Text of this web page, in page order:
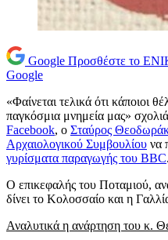
Google Προσθέστε το
Google
«Φαίνεται τελικά ότι κάποιοι
παγκόσμια μνημεία μας»
Facebook, ο Σταύρος
Αρχαιολογικού Συμβουλίου να
γυρίσματα παραγωγής του BBC.
Ο επικεφαλής του Ποταμιού,
δίνει το Κολοσσαίο και η
Αναλυτικά η ανάρτηση του κ.